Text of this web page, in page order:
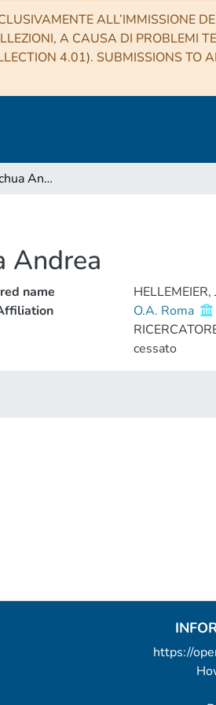
ALL’IMMISSIONE
A CAUSA DI PROBLEMI
4.01). SUBMISSIONS TO
HELLEMEIER, Joschua Andrea
Andrea
name
O.A. Roma
cessato
https://